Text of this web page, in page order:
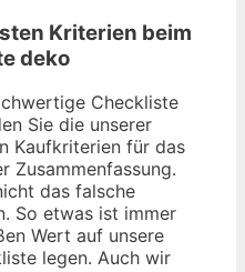
Kriterien beim
deko
Checkliste
Sie die unserer
Kaufkriterien für das
Zusammenfassung.
das falsche
So etwas ist immer
Wert auf unsere
legen. Auch wir